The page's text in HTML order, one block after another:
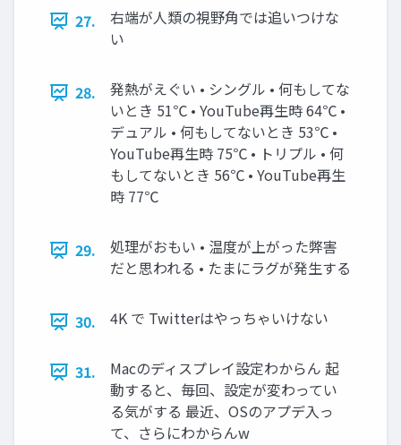
27.
右端が人類の視野角では追いつけな
い
28.
発熱がえぐい • シングル • 何もしてな
いとき 51℃ • YouTube再生時 64℃ •
デュアル • 何もしてないとき 53℃ •
YouTube再生時 75℃ • トリプル • 何
もしてないとき 56℃ • YouTube再生
時 77℃
29.
処理がおもい • 温度が上がった弊害
だと思われる • たまにラグが発生する
30. 4K で Twitterはやっちゃいけない
31.
Macのディスプレイ設定わからん 起
動すると、毎回、設定が変わってい
る気がする 最近、OSのアプデ入っ
て、さらにわからんw